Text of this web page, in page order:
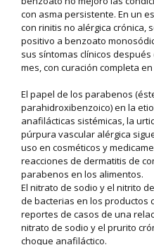
con asma persistente. En un
con rinitis no alérgica crónica,
positivo a benzoato
sus síntomas clínicos
mes, con curación completa
El papel de los parabenos
parahidroxibenzoico) en la
anafilácticas sistémicas, la
púrpura vascular alérgica
uso en cosméticos y
reacciones de dermatitis de
parabenos en los alimentos.
El nitrato de sodio y el nitrito
de bacterias en los productos
reportes de casos de una
nitrato de sodio y el prurito
choque anafiláctico.